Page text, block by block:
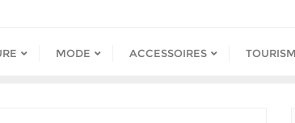
MODE ACCESSOIRES